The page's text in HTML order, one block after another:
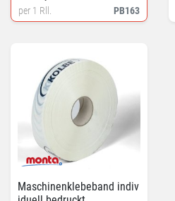
PB163
per 1 Rll.
Maschinenklebeband indiv